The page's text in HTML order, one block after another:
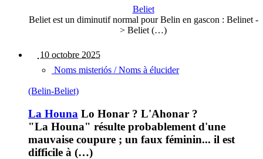
Beliet
Beliet est un diminutif normal pour Belin en gascon : Belinet -
> Beliet (…)
10 octobre 2025
Noms misteriós / Noms à élucider
(Belin-Beliet)
La Houna Lo Honar ? L'Ahonar ?
"La Houna" résulte probablement d'une
mauvaise coupure ; un faux féminin... il est
difficile à (…)